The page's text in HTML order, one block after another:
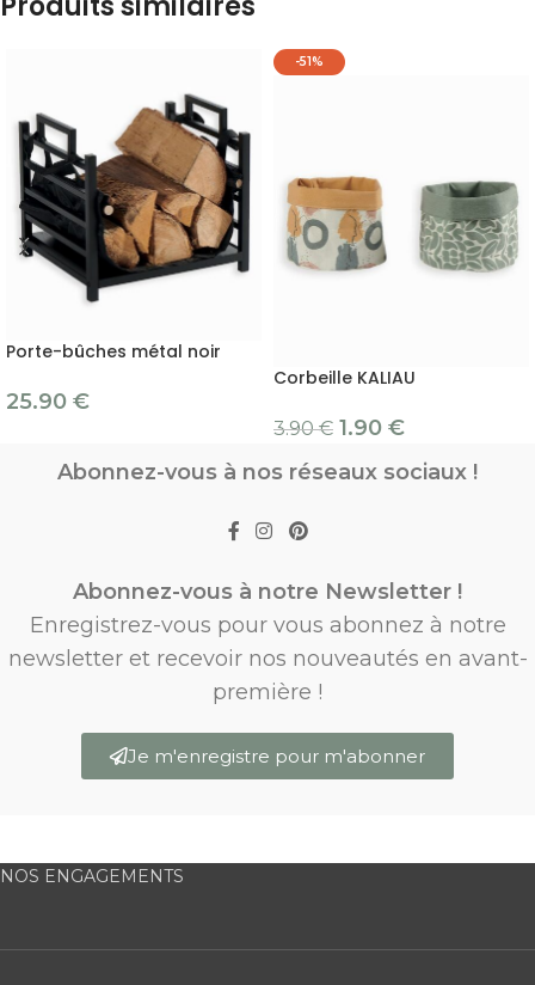
Porte-bûches métal noir
25.90 €
-51%
Corbeille KALIAU
3.90€ 1.90 €
Abonnez-vous à nos réseaux sociaux !
Abonnez-vous à notre Newsletter !
Enregistrez-vous pour vous abonnez à notre
newsletter et recevoir nos nouveautés en avant-
première !
Je m'enregistre pour m'abonner
NOS ENGAGEMENTS